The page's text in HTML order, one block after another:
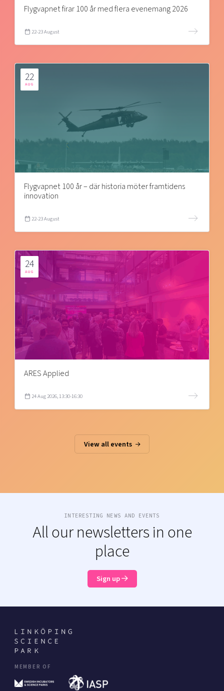
Flygvapnet firar 100 år med flera evenemang 2026
22-23 August
22
AUG
Flygvapnet 100 år – där historia möter framtidens
innovation
22-23 August
24
AUG
ARES Applied
24 Aug 2026, 13:30-16:30
View all events
INTERESTING NEWS AND EVENTS
All our newsletters in one
place
Sign up
MEMBER OF